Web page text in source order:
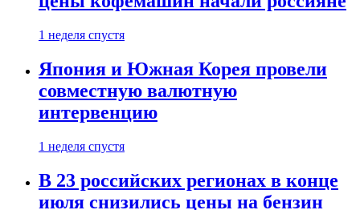
1 неделя спустя
Япония и Южная Корея провели
совместную валютную
интервенцию
1 неделя спустя
В 23 российских регионах в конце
июля снизились цены на бензин